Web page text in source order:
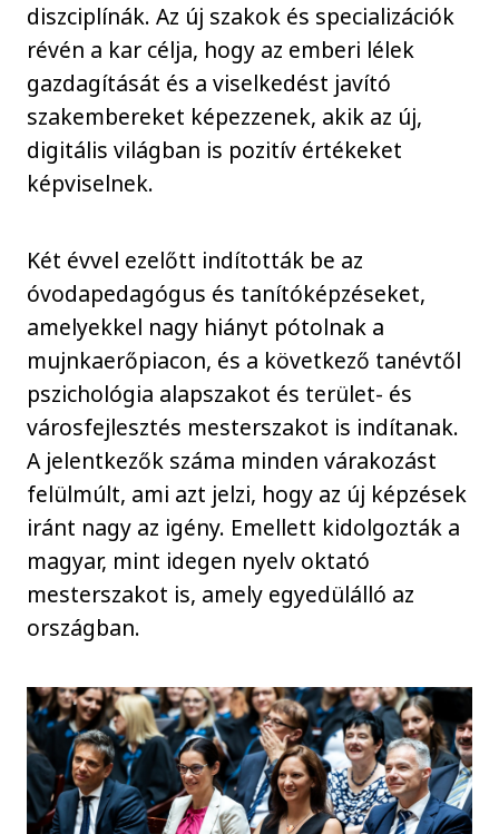
diszciplínák. Az új szakok és specializációk
révén a kar célja, hogy az emberi lélek
gazdagítását és a viselkedést javító
szakembereket képezzenek, akik az új,
digitális világban is pozitív értékeket
képviselnek.
Két évvel ezelőtt indították be az
óvodapedagógus és tanítóképzéseket,
amelyekkel nagy hiányt pótolnak a
mujnkaerőpiacon, és a következő tanévtől
pszichológia alapszakot és terület- és
városfejlesztés mesterszakot is indítanak.
A jelentkezők száma minden várakozást
felülmúlt, ami azt jelzi, hogy az új képzések
iránt nagy az igény. Emellett kidolgozták a
magyar, mint idegen nyelv oktató
mesterszakot is, amely egyedülálló az
országban.